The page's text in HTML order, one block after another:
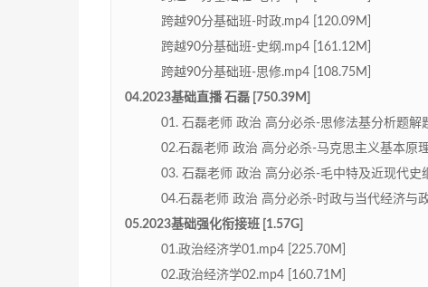
跨越90分基础班-时政.mp4 [120.09M]
跨越90分基础班-史纲.mp4 [161.12M]
跨越90分基础班-思修.mp4 [108.75M]
04.2023基础直播 石磊 [750.39M]
01. 石磊老师 政治 高分必杀-思修法基分析题解
02.石磊老师 政治 高分必杀-马克思主义基本原
03. 石磊老师 政治 高分必杀-毛中特及近现代史
04.石磊老师 政治 高分必杀-时政与当代经济与
05.2023基础强化衔接班 [1.57G]
01.政治经济学01.mp4 [225.70M]
02.政治经济学02.mp4 [160.71M]